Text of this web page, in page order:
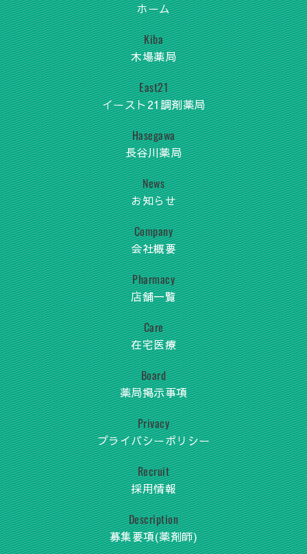
ホーム
Kiba
木場薬局
East21
イースト21調剤薬局
Hasegawa
長谷川薬局
News
お知らせ
Company
会社概要
Pharmacy
店舗一覧
Care
在宅医療
Board
薬局掲示事項
Privacy
プライバシーポリシー
Recruit
採用情報
Description
募集要項(薬剤師)